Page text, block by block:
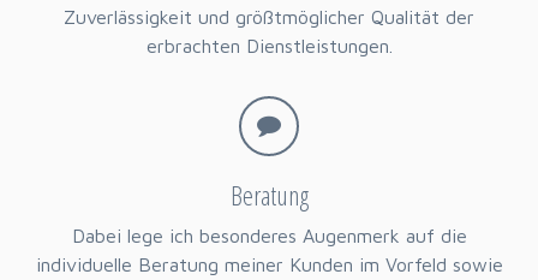
Zuverlässigkeit und größtmöglicher Qualität der
erbrachten Dienstleistungen.
Beratung
Dabei lege ich besonderes Augenmerk auf die
individuelle Beratung meiner Kunden im Vorfeld sowie